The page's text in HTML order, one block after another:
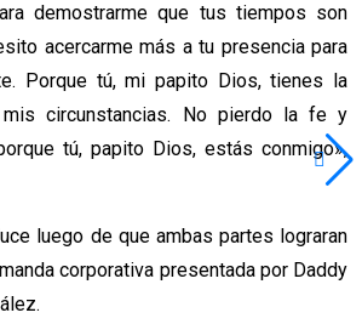
demostrarme que tus tiempos son
acercarme más a tu presencia para
Porque tú, mi papito Dios, tienes la
mis circunstancias. No pierdo la fe y
tú, papito Dios, estás conmigo»,
luego de que ambas partes lograran
corporativa presentada por Daddy